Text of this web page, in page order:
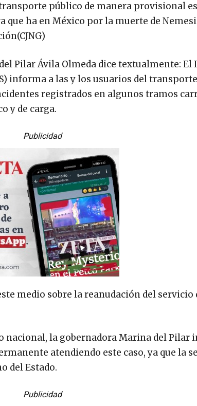
público de manera provisional
ha en México por la muerte de
Pilar Ávila Olmeda dice textualmente: El
informa a las y los usuarios del
registrados en algunos tramos
y de carga.
Publicidad
medio sobre la reanudación del servicio
nacional, la gobernadora Marina del Pilar
atendiendo este caso, ya que la
del Estado.
Publicidad